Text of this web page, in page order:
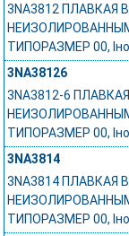
3NA3812 ПЛАВКАЯ
ТИПОРАЗМЕР 00,
3NA38126
3NA3812-6
ТИПОРАЗМЕР 00,
3NA3814
3NA3814 ПЛАВКАЯ
ТИПОРАЗМЕР 00,